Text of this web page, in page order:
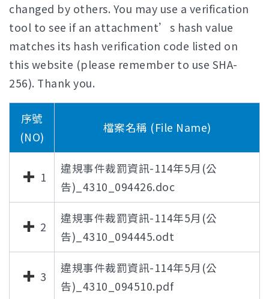
changed by others. You may use a verification
tool to see if an attachment’s hash value
matches its hash verification code listed on
this website (please remember to use SHA-
256). Thank you.
序號
(NO)
檔案名稱 (File Name)
1
違規事件裁罰資訊-114年5月(公
告)_4310_094426.doc
2
違規事件裁罰資訊-114年5月(公
告)_4310_094445.odt
3
違規事件裁罰資訊-114年5月(公
告)_4310_094510.pdf